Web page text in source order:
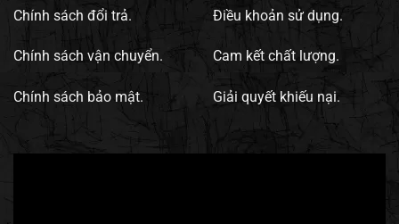
Chính sách đổi trả.
Chính sách vận chuyển.
Chính sách bảo mật.
Điều khoản sử dụng.
Cam kết chất lượng.
Giải quyết khiếu nại.